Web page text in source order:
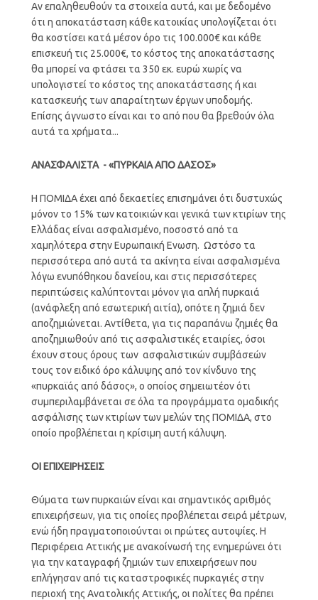
Αν επαληθευθούν τα στοιχεία αυτά, και με δεδομένο
ότι η αποκατάσταση κάθε κατοικίας υπολογίζεται ότι
θα κοστίσει κατά μέσον όρο τις 100.000€ και κάθε
επισκευή τις 25.000€, το κόστος της αποκατάστασης
θα μπορεί να φτάσει τα 350 εκ. ευρώ χωρίς να
υπολογιστεί το κόστος της αποκατάστασης ή και
κατασκευής των απαραίτητων έργων υποδομής.
Επίσης άγνωστο είναι και το από που θα βρεθούν όλα
αυτά τα χρήματα...
ΑΝΑΣΦΑΛΙΣΤΑ - «ΠΥΡΚΑΙΑ ΑΠΟ ΔΑΣΟΣ»
Η ΠΟΜΙΔΑ έχει από δεκαετίες επισημάνει ότι δυστυχώς
μόνον το 15% των κατοικιών και γενικά των κτιρίων της
Ελλάδας είναι ασφαλισμένο, ποσοστό από τα
χαμηλότερα στην Ευρωπαική Ενωση. Ωστόσο τα
περισσότερα από αυτά τα ακίνητα είναι ασφαλισμένα
λόγω ενυπόθηκου δανείου, και στις περισσότερες
περιπτώσεις καλύπτονται μόνον για απλή πυρκαιά
(ανάφλεξη από εσωτερική αιτία), οπότε η ζημιά δεν
αποζημιώνεται. Αντίθετα, για τις παραπάνω ζημιές θα
αποζημιωθούν από τις ασφαλιστικές εταιρίες, όσοι
έχουν στους όρους των ασφαλιστικών συμβάσεών
τους τον ειδικό όρο κάλυψης από τον κίνδυνο της
«πυρκαϊάς από δάσος», ο οποίος σημειωτέον ότι
συμπεριλαμβάνεται σε όλα τα προγράμματα ομαδικής
ασφάλισης των κτιρίων των μελών της ΠΟΜΙΔΑ, στο
οποίο προβλέπεται η κρίσιμη αυτή κάλυψη.
ΟΙ ΕΠΙΧΕΙΡΗΣΕΙΣ
Θύματα των πυρκαιών είναι και σημαντικός αριθμός
επιχειρήσεων, για τις οποίες προβλέπεται σειρά μέτρων,
ενώ ήδη πραγματοποιούνται οι πρώτες αυτοψίες. Η
Περιφέρεια Αττικής με ανακοίνωσή της ενημερώνει ότι
για την καταγραφή ζημιών των επιχειρήσεων που
επλήγησαν από τις καταστροφικές πυρκαγιές στην
περιοχή της Ανατολικής Αττικής, οι πολίτες θα πρέπει